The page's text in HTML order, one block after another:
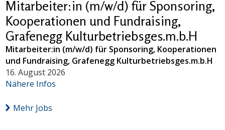
Mitarbeiter:in (m/w/d) für Sponsoring,
Kooperationen und Fundraising,
Grafenegg Kulturbetriebsges.m.b.H
Mitarbeiter:in (m/w/d) für Sponsoring, Kooperationen
und Fundraising, Grafenegg Kulturbetriebsges.m.b.H
16. August 2026
Nähere Infos
Mehr Jobs